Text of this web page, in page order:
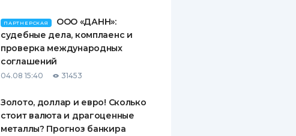
ПАРТНЕРСКАЯ
ООО «ДАНН»:
судебные дела, комплаенс и
проверка международных
соглашений
04.08 15:40 31453
Золото, доллар и евро! Сколько
стоит валюта и драгоценные
металлы? Прогноз банкира